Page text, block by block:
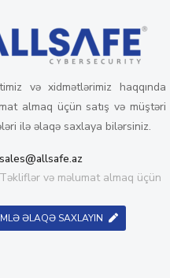
və xidmətlərimiz haqqında
almaq üçün satış və müştəri
ilə əlaqə saxlaya bilərsiniz.
sales@allsafe.az
Təkliflər və məlumat almaq üçün
ƏLAQƏ SAXLAYIN